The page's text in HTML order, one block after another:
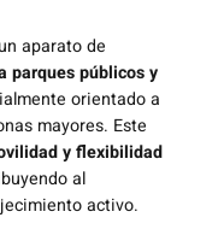
aparato de
parques públicos y
orientado a
mayores. Este
y flexibilidad
al
activo.